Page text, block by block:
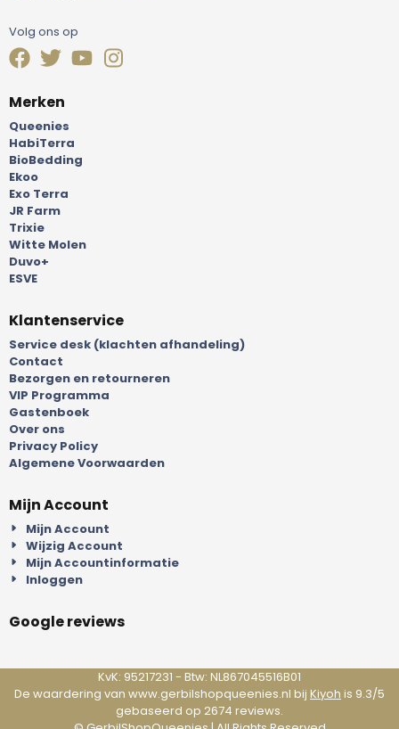
Volg ons op
Merken
Queenies
HabiTerra
BioBedding
Ekoo
Exo Terra
JR Farm
Trixie
Witte Molen
Duvo+
ESVE
Klantenservice
Service desk (klachten afhandeling)
Contact
Bezorgen en retourneren
VIP Programma
Gastenboek
Over ons
Privacy Policy
Algemene Voorwaarden
Mijn Account
Mijn Account
Wijzig Account
Mijn Accountinformatie
Inloggen
Google reviews
KvK: 95217231 - Btw: NL867045516B01
De waardering van www.gerbilshopqueenies.nl bij Kiyoh is 9.3/5
gebaseerd op 2674 reviews.